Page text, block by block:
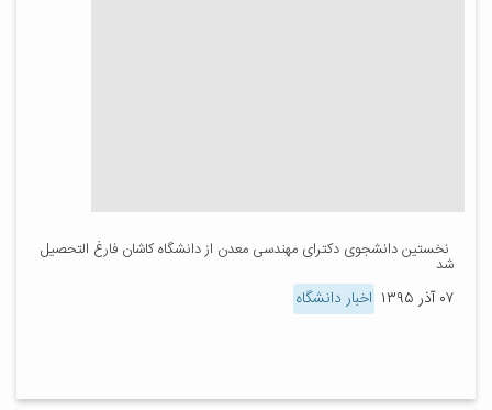
​ نخستین دانشجوی دکترای مهندسی معدن از دانشگاه کاشان فارغ التحصیل
شد
۰۷ آذر ۱۳۹۵ اخبار دانشگاه